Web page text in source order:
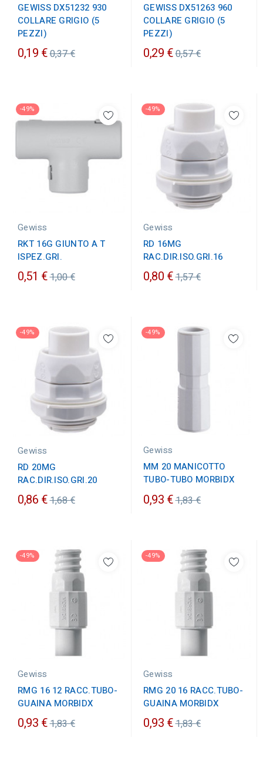
GEWISS DX51232 930
COLLARE GRIGIO (5
PEZZI)
0,19 €Prezzo
0,37 €
GEWISS DX51263 960
COLLARE GRIGIO (5
PEZZI)
0,29 €Prezzo
0,57 €
-49%
Gewiss
RKT 16G GIUNTO A T
ISPEZ.GRI.
0,51 €Prezzo
1,00 €
-49%
Gewiss
RD 16MG
RAC.DIR.ISO.GRI.16
0,80 €Prezzo
1,57 €
-49%
Gewiss
RD 20MG
RAC.DIR.ISO.GRI.20
0,86 €Prezzo
1,68 €
-49%
Gewiss
MM 20 MANICOTTO
TUBO-TUBO MORBIDX
0,93 €Prezzo
1,83 €
-49%
Gewiss
RMG 16 12 RACC.TUBO-
GUAINA MORBIDX
0,93 €Prezzo
1,83 €
-49%
Gewiss
RMG 20 16 RACC.TUBO-
GUAINA MORBIDX
0,93 €Prezzo
1,83 €